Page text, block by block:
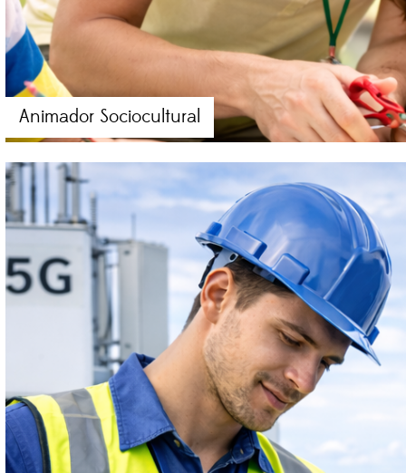
Animador Sociocultural